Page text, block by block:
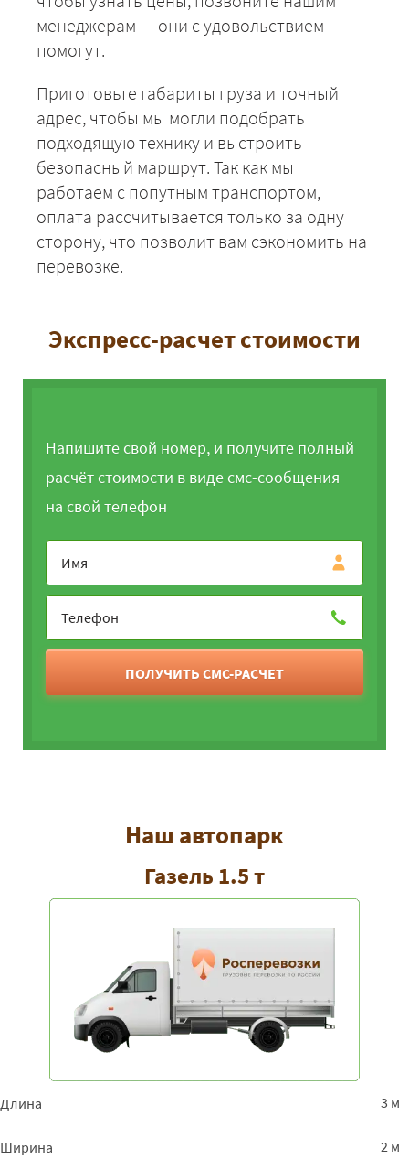
менеджерам — они с удовольствием
помогут.
Приготовьте габариты груза и точный
адрес, чтобы мы могли подобрать
подходящую технику и выстроить
безопасный маршрут. Так как мы
работаем с попутным транспортом,
оплата рассчитывается только за одну
сторону, что позволит вам сэкономить на
перевозке.
Экспресс-расчет стоимости
Напишите свой номер, и получите полный
расчёт стоимости в виде смс-сообщения
на свой телефон
ПОЛУЧИТЬ СМС-РАСЧЕТ
Наш автопарк
Газель 1.5 т
Длина 3 м
Ширина 2 м